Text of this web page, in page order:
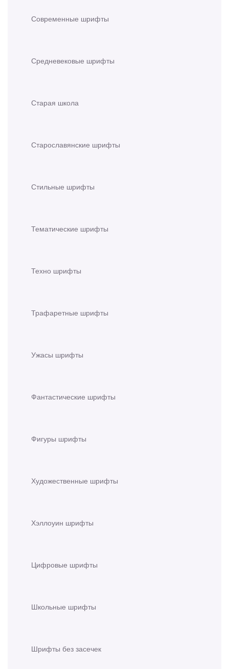
Современные шрифты
Средневековые шрифты
Старая школа
Старославянские шрифты
Стильные шрифты
Тематические шрифты
Техно шрифты
Трафаретные шрифты
Ужасы шрифты
Фантастические шрифты
Фигуры шрифты
Художественные шрифты
Хэллоуин шрифты
Цифровые шрифты
Школьные шрифты
Шрифты без засечек